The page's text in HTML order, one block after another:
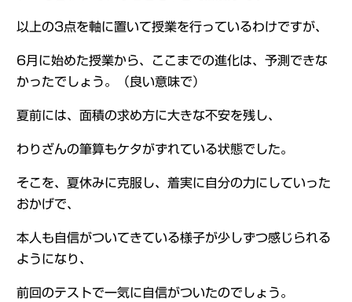
以上の3点を軸に置いて授業を行っているわけですが、
6月に始めた授業から、ここまでの進化は、予測できな
かったでしょう。（良い意味で）
夏前には、面積の求め方に大きな不安を残し、
わりざんの筆算もケタがずれている状態でした。
そこを、夏休みに克服し、着実に自分の力にしていった
おかげで、
本人も自信がついてきている様子が少しずつ感じられる
ようになり、
前回のテストで一気に自信がついたのでしょう。